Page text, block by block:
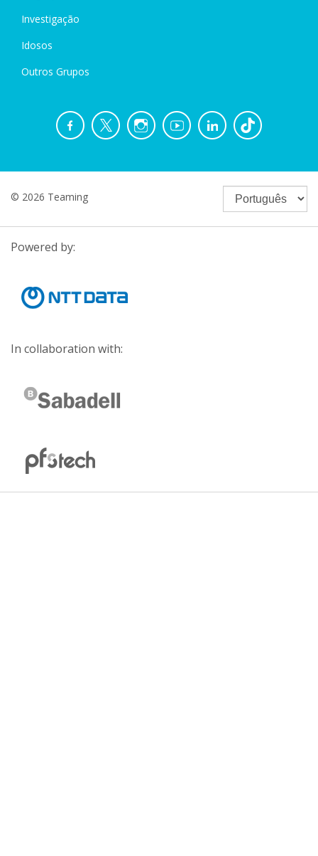
Investigação
Idosos
Outros Grupos
© 2026 Teaming
Powered by:
In collaboration with: